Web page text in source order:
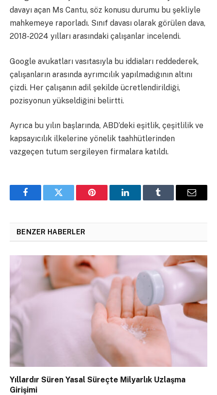
davayı açan Ms Cantu, söz konusu durumu bu şekliyle
mahkemeye raporladı. Sınıf davası olarak görülen dava,
2018-2024 yılları arasındaki çalışanlar incelendi.
Google avukatları vasıtasıyla bu iddiaları reddederek,
çalışanların arasında ayrımcılık yapılmadığının altını
çizdi. Her çalışanın adil şekilde ücretlendirildiği,
pozisyonun yükseldiğini belirtti.
Ayrıca bu yılın başlarında, ABD’deki eşitlik, çeşitlilik ve
kapsayıcılık ilkelerine yönelik taahhütlerinden
vazgeçen tutum sergileyen firmalara katıldı.
FacebookTwitter Pinterest LinkedInTumblr Email
BENZER HABERLER
Yıllardır Süren Yasal Süreçte Milyarlık Uzlaşma
Girişimi